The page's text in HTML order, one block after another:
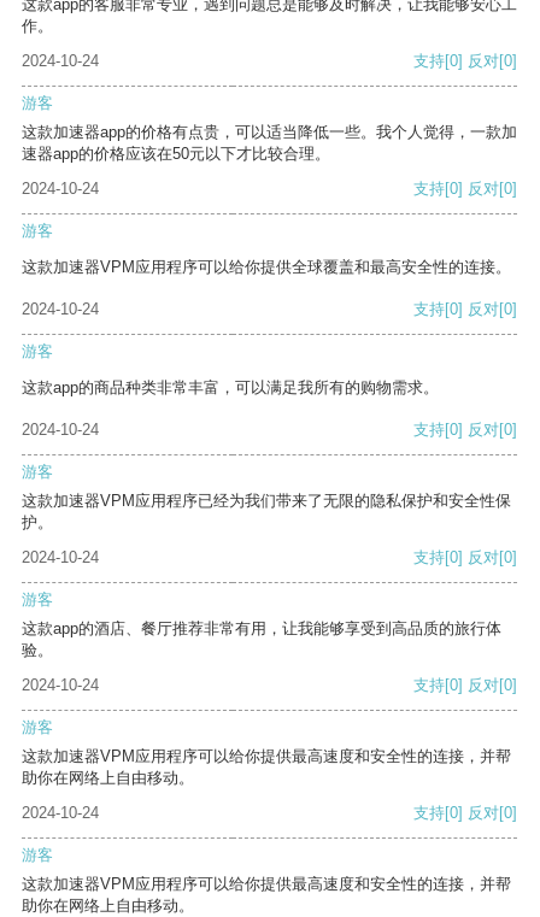
这款app的客服非常专业，遇到问题总是能够及时解决，让我能够安心工
作。
2024-10-24
支持[0] 反对[0]
游客
这款加速器app的价格有点贵，可以适当降低一些。我个人觉得，一款加
速器app的价格应该在50元以下才比较合理。
2024-10-24
支持[0] 反对[0]
游客
这款加速器VPM应用程序可以给你提供全球覆盖和最高安全性的连接。
2024-10-24 支持[0] 反对[0]
游客
这款app的商品种类非常丰富，可以满足我所有的购物需求。
2024-10-24 支持[0] 反对[0]
游客
这款加速器VPM应用程序已经为我们带来了无限的隐私保护和安全性保
护。
2024-10-24
支持[0] 反对[0]
游客
这款app的酒店、餐厅推荐非常有用，让我能够享受到高品质的旅行体
验。
2024-10-24
支持[0] 反对[0]
游客
这款加速器VPM应用程序可以给你提供最高速度和安全性的连接，并帮
助你在网络上自由移动。
2024-10-24
支持[0] 反对[0]
游客
这款加速器VPM应用程序可以给你提供最高速度和安全性的连接，并帮
助你在网络上自由移动。